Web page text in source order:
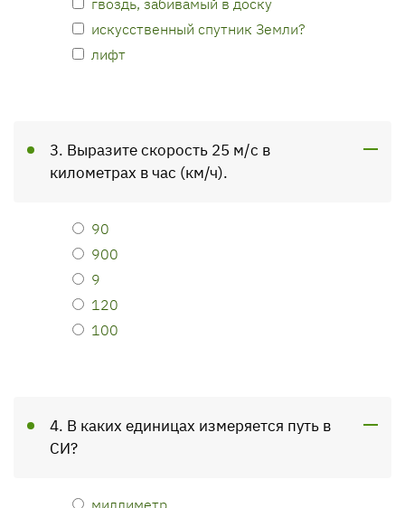
искусственный спутник Земли?
лифт
3. Выразите скорость 25 м/с в
километрах в час (км/ч).
90
900
9
120
100
4. В каких единицах измеряется путь в
СИ?
миллиметр